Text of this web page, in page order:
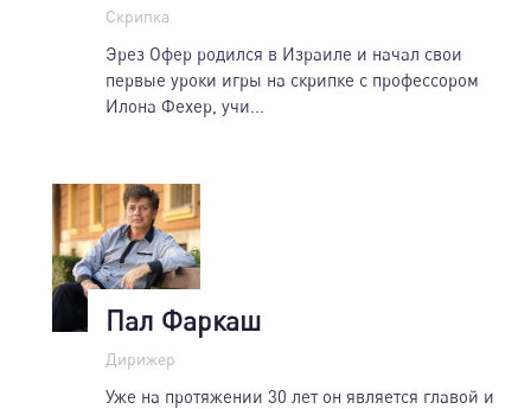
Скрипка
Эрез Офер родился в Израиле и начал свои
первые уроки игры на скрипке с профессором
Илона Фехер, учи...
Пал Фаркаш
Дирижер
Уже на протяжении 30 лет он является главой и